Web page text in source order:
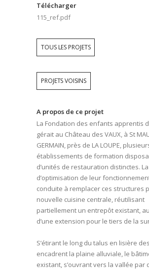
Télécharger
115_ref.pdf
TOUS LES PROJETS
PROJETS VOISINS
A propos de ce projet
La Fondation des enfants apprentis
gérait au Château des VAUX, à St
GERMAIN, près de LA LOUPE,
établissements de formation
d’unités de restauration distinctes.
d’optimisation de leur fonctionnement
conduite à remplacer ces structures
nouvelle cuisine centrale, réutilisant
partiellement un entrepôt existant,
d’une extension pour le tiers de la
S’étirant le long du talus en lisière
encadrent la plaine alluviale, le
existant, s’ouvrant vers la vallée par